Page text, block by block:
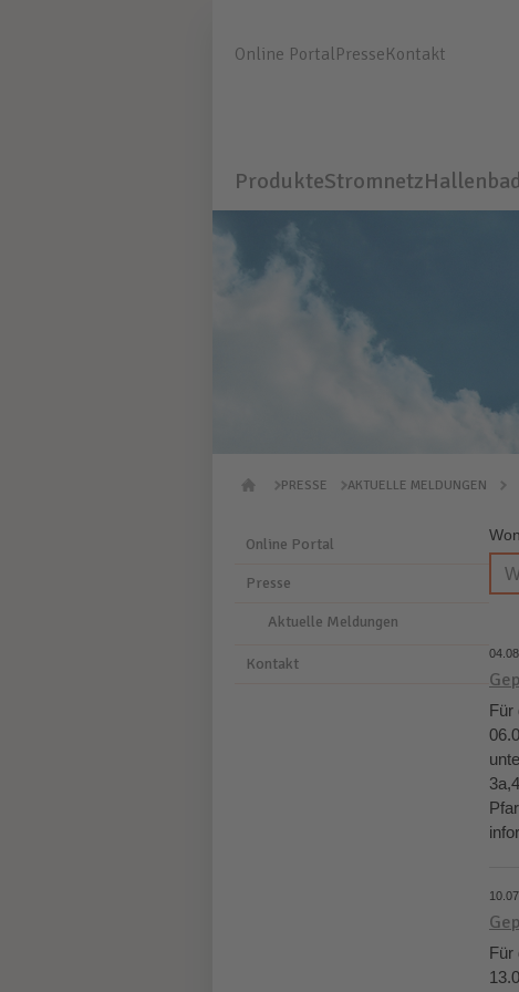
Online PortalPresseKontakt
ProdukteStromnetzHallenbad
PRESSE AKTUELLE MELDUNGEN
Online Portal
Presse
Aktuelle Meldungen
Kontakt
Für
Für